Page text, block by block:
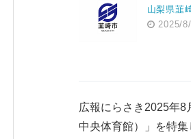
山梨県韮
2025/
広報にらさき2025年
中央体育館）」を特